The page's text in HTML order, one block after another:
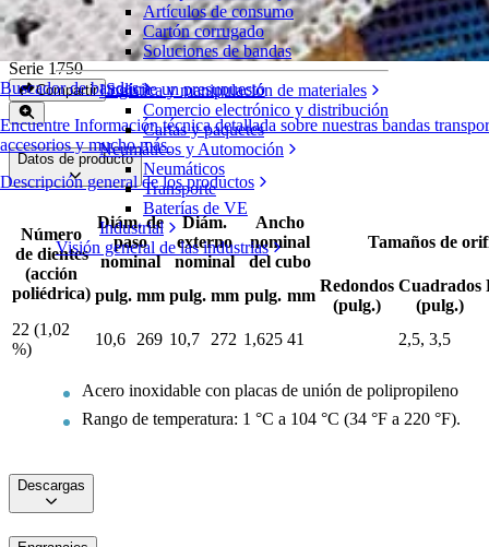
Buscador de bandas
Encuentre Información técnica detallada sobre nuestras bandas
accesorios y mucho más
Descripción general de los productos
Artículos de consumo
Cartón corrugado
Soluciones de bandas
Logística y manipulación de materiales
Comercio electrónico y distribución
Cartas y paquetes
Neumáticos y Automoción
Neumáticos
Transporte
Baterías de VE
Industrial
Visión general de las industrias
Engranajes bipartidos metálicos
Serie 1750
Compartir Solicite un presupuesto
Datos de producto
Número
de dientes
(acción
poliédrica)
Diám. de
paso
nominal
Diám.
externo
nominal
Ancho
nominal
del cubo
Tamaños de
pulg. mm pulg. mm pulg. mm
Redondos
(pulg.)
Cuadrados
(pulg.)
22 (1,02
%)
10,6 269 10,7 272 1,625 41 2,5, 3,5
Acero inoxidable con placas de unión de polipropileno
Rango de temperatura: 1 °C a 104 °C (34 °F a 220 °F).
Descargas